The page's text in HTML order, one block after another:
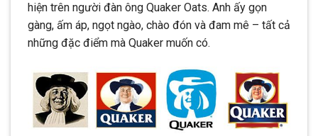
hiện trên người đàn ông Quaker Oats. Anh ấy gọn
gàng, ấm áp, ngọt ngào, chào đón và đam mê – tất cả
những đặc điểm mà Quaker muốn có.